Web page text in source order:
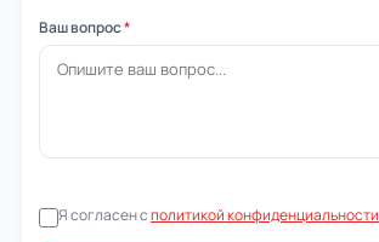
Ваш вопрос*
Я согласен сполитикой конфиденциальности